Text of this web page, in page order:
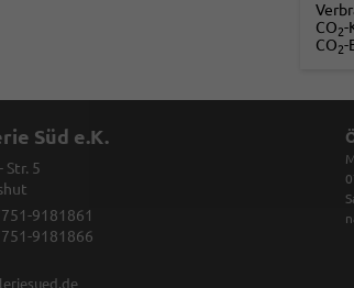
CO2-
CO2-
Süd e.K.
Str. 5
9181861
9181866